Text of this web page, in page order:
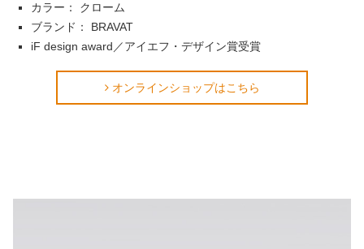
カラー： クローム
ブランド： BRAVAT
iF design award／アイエフ・デザイン賞受賞
オンラインショップはこちら